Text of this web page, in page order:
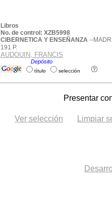
Libros
No. de control: XZB5998
CIBERNETICA Y ENSEÑANZA --
191 P.
AUDOUIN, FRANCIS
Depósito
título selección
Presentar
Ver selección Limpiar